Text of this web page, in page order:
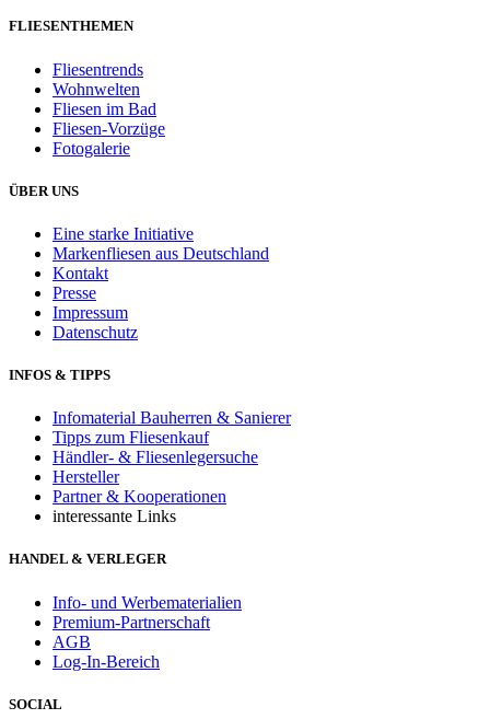
FLIESENTHEMEN
Fliesentrends
Wohnwelten
Fliesen im Bad
Fliesen-Vorzüge
Fotogalerie
ÜBER UNS
Eine starke Initiative
Markenfliesen aus Deutschland
Kontakt
Presse
Impressum
Datenschutz
INFOS & TIPPS
Infomaterial Bauherren & Sanierer
Tipps zum Fliesenkauf
Händler- & Fliesenlegersuche
Hersteller
Partner & Kooperationen
interessante Links
HANDEL & VERLEGER
Info- und Werbematerialien
Premium-Partnerschaft
AGB
Log-In-Bereich
SOCIAL